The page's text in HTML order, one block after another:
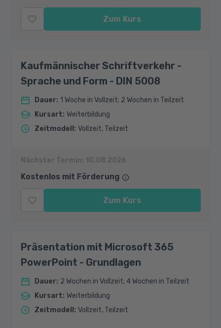
Zum Kurs
Kaufmännischer Schriftverkehr -
Sprache und Form - DIN 5008
Dauer: 1 Woche in Vollzeit; 2 Wochen in Teilzeit
Kursart: Weiterbildung
Zeitmodell: Vollzeit, Teilzeit
Nächster Termin: 10.08.2026
Kostenlos mit Förderung
Zum Kurs
Präsentation mit Microsoft 365
PowerPoint - Grundlagen
Dauer: 2 Wochen in Vollzeit; 4 Wochen in Teilzeit
Kursart: Weiterbildung
Zeitmodell : Vollzeit, Teilzeit